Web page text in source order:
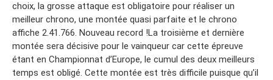
choix, la grosse attaque est obligatoire pour réaliser un
meilleur chrono, une montée quasi parfaite et le chrono
affiche 2.41.766. Nouveau record !La troisième et dernière
montée sera décisive pour le vainqueur car cette épreuve
étant en Championnat d’Europe, le cumul des deux meilleurs
temps est obligé. Cette montée est très difficile puisque qu’il